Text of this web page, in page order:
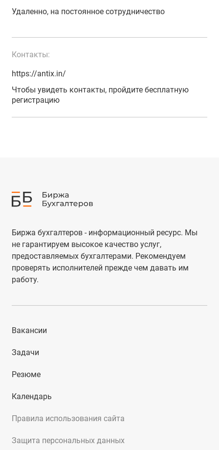
Удаленно, на постоянное сотрудничество
Контакты:
https://antix.in/
Чтобы увидеть контакты, пройдите бесплатную
регистрацию
Биржа бухгалтеров - информационный ресурс. Мы
не гарантируем высокое качество услуг,
предоставляемых бухгалтерами. Рекомендуем
проверять исполнителей прежде чем давать им
работу.
Правила использования сайта
Защита персональных данных
Вакансии
Задачи
Резюме
Календарь